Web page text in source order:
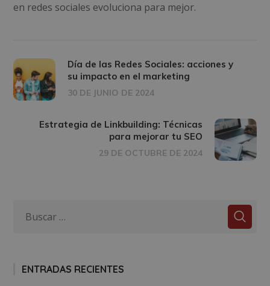
en redes sociales evoluciona para mejor.
Día de las Redes Sociales: acciones y
su impacto en el marketing
30 DE JUNIO DE 2024
Estrategia de Linkbuilding: Técnicas
para mejorar tu SEO
29 DE OCTUBRE DE 2024
ENTRADAS RECIENTES